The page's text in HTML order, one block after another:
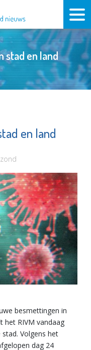
stad en land
en land
besmettingen in
het RIVM vandaag
Volgens het
dag 24